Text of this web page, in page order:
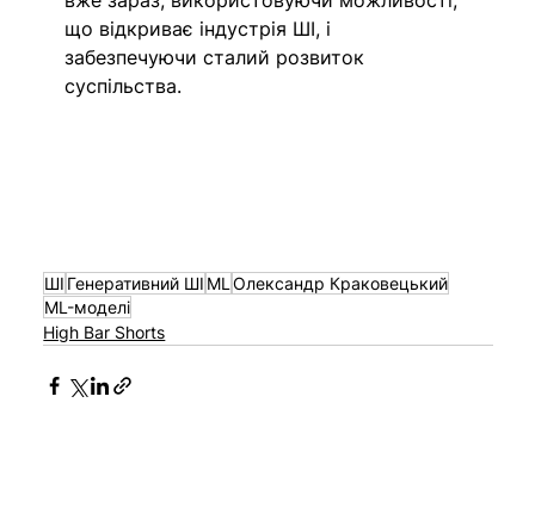
що відкриває індустрія ШІ, і
забезпечуючи сталий розвиток
суспільства.
ШІ Генеративний ШІ MLОлександр Краковецький
ML-моделі
High Bar Shorts